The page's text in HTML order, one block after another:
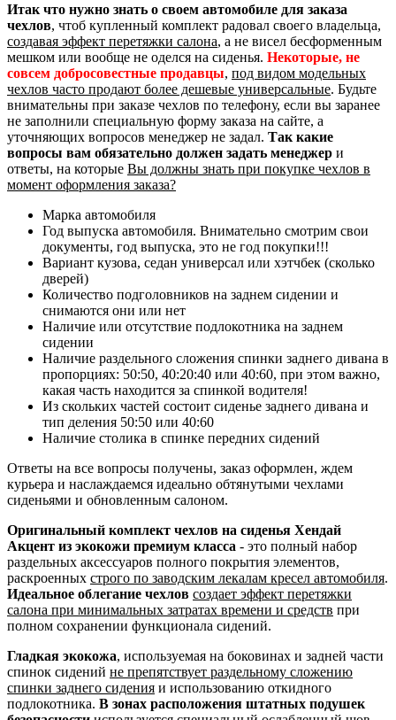
Итак что нужно знать о своем автомобиле для заказа
чехлов, чтоб купленный комплект радовал своего владельца,
создавая эффект перетяжки салона, а не висел бесформенным
мешком или вообще не оделся на сиденья. Некоторые, не
совсем добросовестные продавцы, под видом модельных
чехлов часто продают более дешевые универсальные. Будьте
внимательны при заказе чехлов по телефону, если вы заранее
не заполнили специальную форму заказа на сайте, а
уточняющих вопросов менеджер не задал. Так какие
вопросы вам обязательно должен задать менеджер и
ответы, на которые Вы должны знать при покупке чехлов в
момент оформления заказа?
Марка автомобиля
Год выпуска автомобиля. Внимательно смотрим свои
документы, год выпуска, это не год покупки!!!
Вариант кузова, седан универсал или хэтчбек (сколько
дверей)
Количество подголовников на заднем сидении и
снимаются они или нет
Наличие или отсутствие подлокотника на заднем
сидении
Наличие раздельного сложения спинки заднего дивана в
пропорциях: 50:50, 40:20:40 или 40:60, при этом важно,
какая часть находится за спинкой водителя!
Из скольких частей состоит сиденье заднего дивана и
тип деления 50:50 или 40:60
Наличие столика в спинке передних сидений
Ответы на все вопросы получены, заказ оформлен, ждем
курьера и наслаждаемся идеально обтянутыми чехлами
сиденьями и обновленным салоном.
Оригинальный комплект чехлов на сиденья Хендай
Акцент из экокожи премиум класса - это полный набор
раздельных аксессуаров полного покрытия элементов,
раскроенных строго по заводским лекалам кресел автомобиля.
Идеальное облегание чехлов создает эффект перетяжки
салона при минимальных затратах времени и средств при
полном сохранении функционала сидений.
Гладкая экокожа, используемая на боковинах и задней части
спинок сидений не препятствует раздельному сложению
спинки заднего сидения и использованию откидного
подлокотника. В зонах расположения штатных подушек